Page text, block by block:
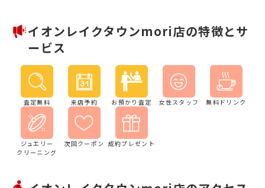
イオンレイクタウンmori店の特徴とサ
ービス
査定無料 来店予約 お預かり査定 女性スタッフ 無料ドリンク
ジュエリー
クリーニング
次回クーポン 成約プレゼント